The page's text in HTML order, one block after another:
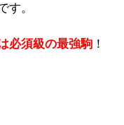
。
必須級の最強駒 ！